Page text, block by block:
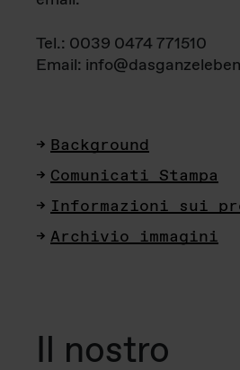
Tel.: 0039 0474 771510
Email:
Background
Comunicati Stampa
Informazioni sui
Archivio immagini
Il nostro